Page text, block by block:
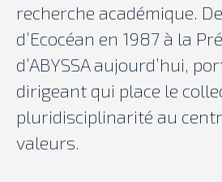
recherche académique.
d’Ecocéan en 1987 à la
d’ABYSSA aujourd’hui,
dirigeant qui place le
pluridisciplinarité au
valeurs.